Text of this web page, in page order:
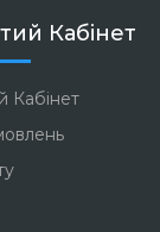
Кабінет
Кабінет